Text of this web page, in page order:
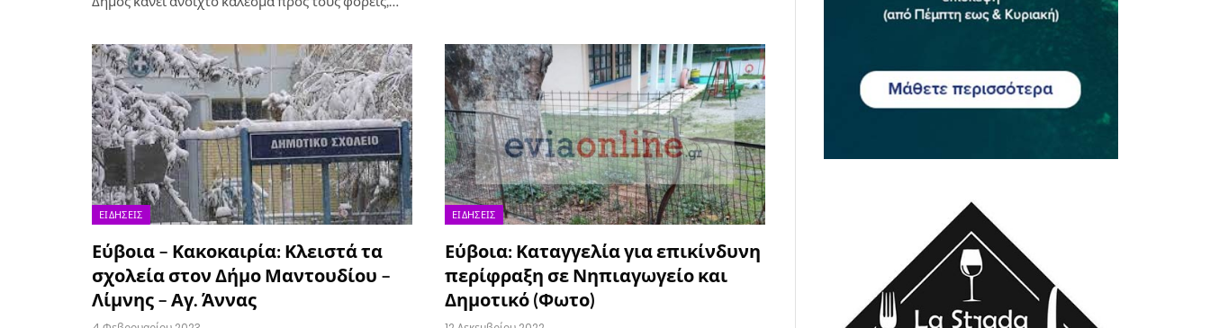
ΕΙΔΉΣΕΙΣ
Εύβοια – Κακοκαιρία: Κλειστά τα
σχολεία στον Δήμο Μαντουδίου –
Λίμνης – Αγ. Άννας
ΕΙΔΉΣΕΙΣ
Εύβοια: Καταγγελία για επικίνδυνη
περίφραξη σε Νηπιαγωγείο και
Δημοτικό (Φωτο)